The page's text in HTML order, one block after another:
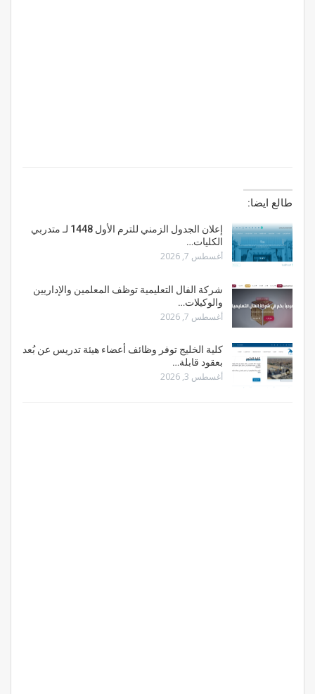
طالع ايضا:
إعلان الجدول الزمني للترم الأول 1448 لـ متدربي
الكليات…
أغسطس 7, 2026
شركة الفال التعليمية توظف المعلمين والإداريين
والوكيلات…
أغسطس 7, 2026
كلية الخليج توفر وظائف أعضاء هيئة تدريس عن بُعد
بعقود قابلة…
أغسطس 3, 2026